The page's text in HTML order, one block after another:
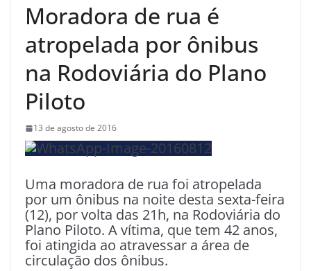
Moradora de rua é
atropelada por ônibus
na Rodoviária do Plano
Piloto
13 de agosto de 2016
Uma moradora de rua foi atropelada
por um ônibus na noite desta sexta-feira
(12), por volta das 21h, na Rodoviária do
Plano Piloto. A vítima, que tem 42 anos,
foi atingida ao atravessar a área de
circulação dos ônibus.